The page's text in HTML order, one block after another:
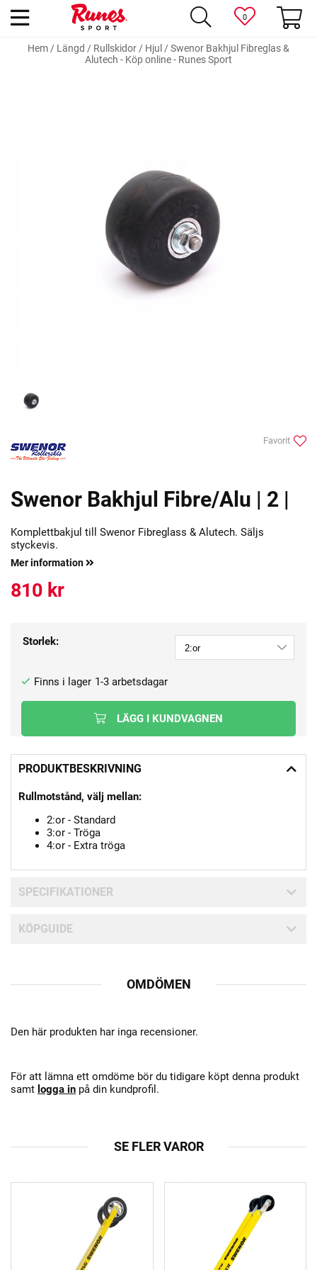
0
Hem/ Längd / Rullskidor/ Hjul /Swenor Bakhjul Fibreglas &
Alutech - Köp online - Runes Sport
Favorit
Swenor Bakhjul Fibre/Alu | 2 |
Komplettbakjul till Swenor Fibreglass & Alutech. Säljs
styckevis.
Mer information
810 kr
Storlek:
1-3 arbetsdagar
LÄGG I KUNDVAGNEN
PRODUKTBESKRIVNING
Rullmotstånd, välj mellan:
2:or - Standard
3:or - Tröga
4:or - Extra tröga
SPECIFIKATIONER
KÖPGUIDE
OMDÖMEN
För att lämna ett omdöme bör du tidigare köpt denna produkt
samt logga in på din kundprofil.
Den här produkten har inga recensioner.
SE FLER VAROR